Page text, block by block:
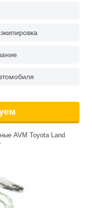
AVM Toyota Land